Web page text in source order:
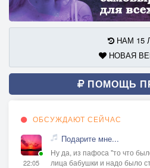
НАМ 15
НОВАЯ
ПОМОЩЬ
ОБСУЖДАЮТ СЕЙЧАС
22:05
Подарите мне...
Ну да, из пафоса "то что
лица бабушки и надо было